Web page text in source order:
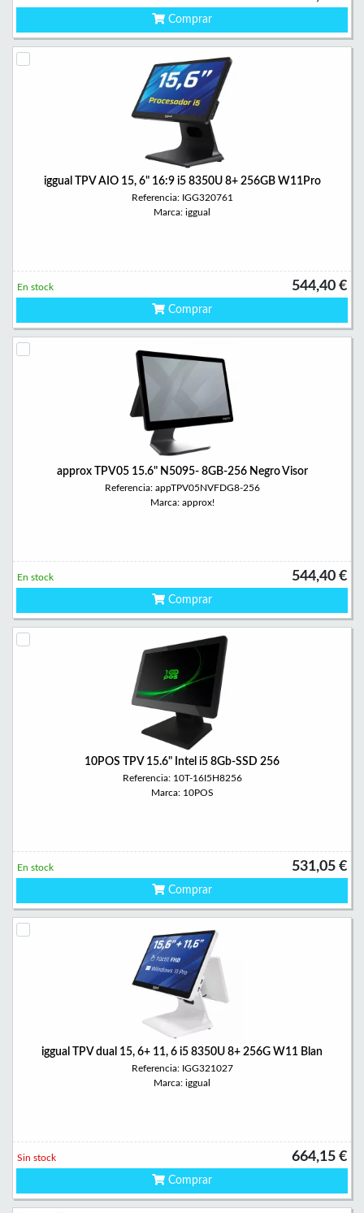
Comprar
iggual TPV AIO 15, 6" 16:9 i5 8350U 8+ 256GB W11Pro
Referencia: IGG320761
Marca: iggual
544,40 €
En stock
Comprar
approx TPV05 15.6" N5095- 8GB-256 Negro Visor
Referencia: appTPV05NVFDG8-256
Marca: approx!
544,40 €
En stock
Comprar
10POS TPV 15.6" Intel i5 8Gb-SSD 256
Referencia: 10T-16I5H8256
Marca: 10POS
531,05 €
En stock
Comprar
iggual TPV dual 15, 6+ 11, 6 i5 8350U 8+ 256G W11 Blan
Referencia: IGG321027
Marca: iggual
664,15 €
Sin stock
Comprar